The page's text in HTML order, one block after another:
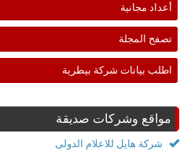
أعداد مجانية
تصفح المجلة
اطلب بيانات شركة بيطرية
مواقع وشركات صديقة
شركة هايل للاعلام الدولى